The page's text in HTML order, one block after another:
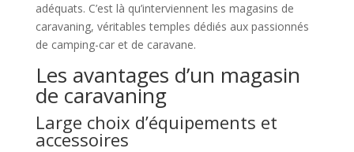
adéquats. C’est là qu’interviennent les magasins de
caravaning, véritables temples dédiés aux passionnés
de camping-car et de caravane.
Les avantages d’un magasin
de caravaning
Large choix d’équipements et
accessoires